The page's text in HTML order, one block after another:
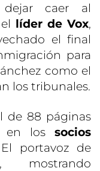
dejar caer al
líder de Vox,
el final
para
como el
los tribunales.
de 88 páginas
en los socios
portavoz de
mostrando